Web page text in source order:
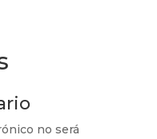
no será